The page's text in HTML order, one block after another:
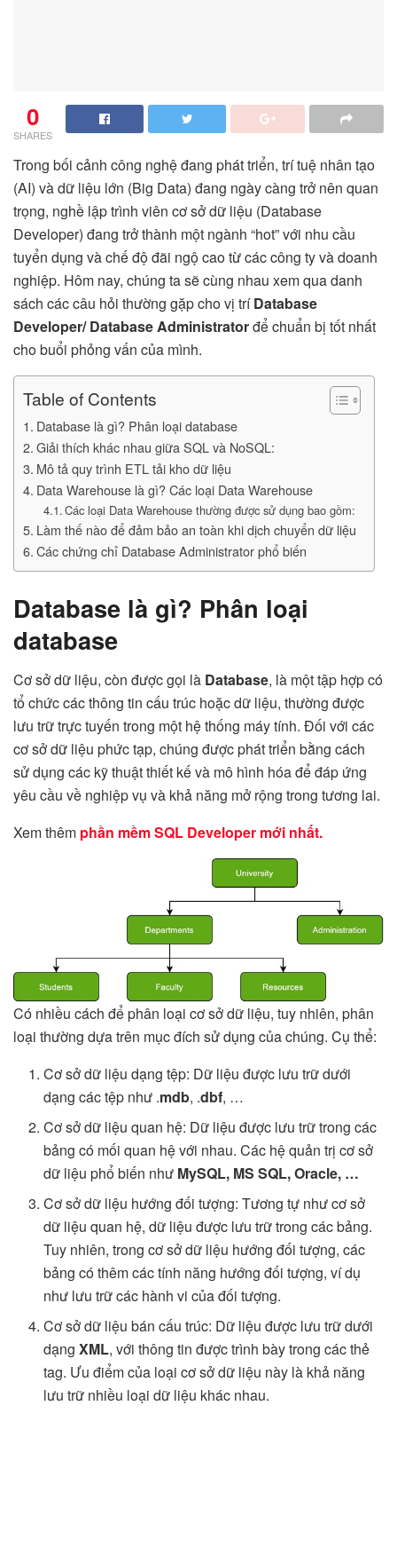
0
SHARES
Trong bối cảnh công nghệ đang phát triển, trí tuệ nhân tạo
(AI) và dữ liệu lớn (Big Data) đang ngày càng trở nên quan
trọng, nghề lập trình viên cơ sở dữ liệu (Database
Developer) đang trở thành một ngành “hot” với nhu cầu
tuyển dụng và chế độ đãi ngộ cao từ các công ty và doanh
nghiệp. Hôm nay, chúng ta sẽ cùng nhau xem qua danh
sách các câu hỏi thường gặp cho vị tríDatabase
Developer/ Database Administratorđể chuẩn bị tốt nhất
cho buổi phỏng vấn của mình.
Table of Contents
Database là gì? Phân loại database
Giải thích khác nhau giữa SQL và NoSQL:
Mô tả quy trình ETL tải kho dữ liệu
Data Warehouse là gì? Các loại Data Warehouse
Các loại Data Warehouse thường được sử dụng bao gồm:
Làm thế nào để đảm bảo an toàn khi dịch chuyển dữ liệu
Các chứng chỉ Database Administrator phổ biến
Database là gì? Phân loại
database
Cơ sở dữ liệu, còn được gọi là Database, là một tập hợp có
tổ chức các thông tin cấu trúc hoặc dữ liệu, thường được
lưu trữ trực tuyến trong một hệ thống máy tính. Đối với các
cơ sở dữ liệu phức tạp, chúng được phát triển bằng cách
sử dụng các kỹ thuật thiết kế và mô hình hóa để đáp ứng
yêu cầu về nghiệp vụ và khả năng mở rộng trong tương lai.
Xem thêm phần mềm SQL Developer mới nhất.
Có nhiều cách để phân loại cơ sở dữ liệu, tuy nhiên, phân
loại thường dựa trên mục đích sử dụng của chúng. Cụ thể:
Cơ sở dữ liệu dạng tệp: Dữ liệu được lưu trữ dưới
dạng các tệp như .mdb, .dbf, …
Cơ sở dữ liệu quan hệ: Dữ liệu được lưu trữ trong các
bảng có mối quan hệ với nhau. Các hệ quản trị cơ sở
dữ liệu phổ biến như MySQL, MS SQL, Oracle, …
Cơ sở dữ liệu hướng đối tượng: Tương tự như cơ sở
dữ liệu quan hệ, dữ liệu được lưu trữ trong các bảng.
Tuy nhiên, trong cơ sở dữ liệu hướng đối tượng, các
bảng có thêm các tính năng hướng đối tượng, ví dụ
như lưu trữ các hành vi của đối tượng.
Cơ sở dữ liệu bán cấu trúc: Dữ liệu được lưu trữ dưới
dạngXML, với thông tin được trình bày trong các thẻ
tag. Ưu điểm của loại cơ sở dữ liệu này là khả năng
lưu trữ nhiều loại dữ liệu khác nhau.